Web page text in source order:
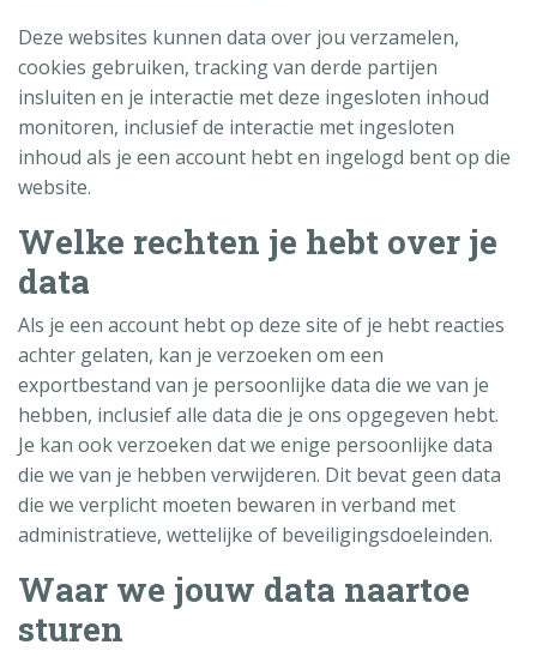
Deze websites kunnen data over jou verzamelen,
cookies gebruiken, tracking van derde partijen
insluiten en je interactie met deze ingesloten inhoud
monitoren, inclusief de interactie met ingesloten
inhoud als je een account hebt en ingelogd bent op die
website.
Welke rechten je hebt over je
data
Als je een account hebt op deze site of je hebt reacties
achter gelaten, kan je verzoeken om een
exportbestand van je persoonlijke data die we van je
hebben, inclusief alle data die je ons opgegeven hebt.
Je kan ook verzoeken dat we enige persoonlijke data
die we van je hebben verwijderen. Dit bevat geen data
die we verplicht moeten bewaren in verband met
administratieve, wettelijke of beveiligingsdoeleinden.
Waar we jouw data naartoe
sturen